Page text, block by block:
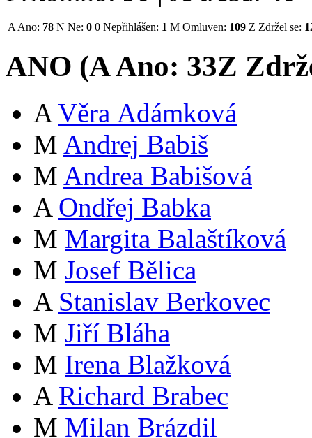
A Ano: 78 N Ne: 0 0 Nepřihlášen: 1 M Omluven: 109 Z Zdržel se:
ANO (AAno: 33Z
A Věra Adámková
M Andrej Babiš
M Andrea Babišová
A Ondřej Babka
M Margita Balaštíková
M Josef Bělica
A Stanislav Berkovec
M Jiří Bláha
M Irena Blažková
A Richard Brabec
M Milan Brázdil